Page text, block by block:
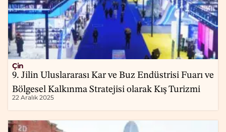
Çin
9. Jilin Uluslararası Kar ve Buz Endüstrisi Fuarı ve
Bölgesel Kalkınma Stratejisi olarak Kış Turizmi
22 Aralık 2025